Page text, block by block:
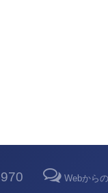
Webから